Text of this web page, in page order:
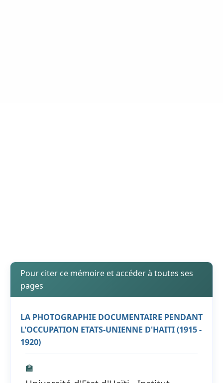
Pour citer ce mémoire et accéder à toutes ses
pages
LA PHOTOGRAPHIE DOCUMENTAIRE PENDANT
L'OCCUPATION ETATS-UNIENNE D'HAITI (1915 -
1920)
🏫